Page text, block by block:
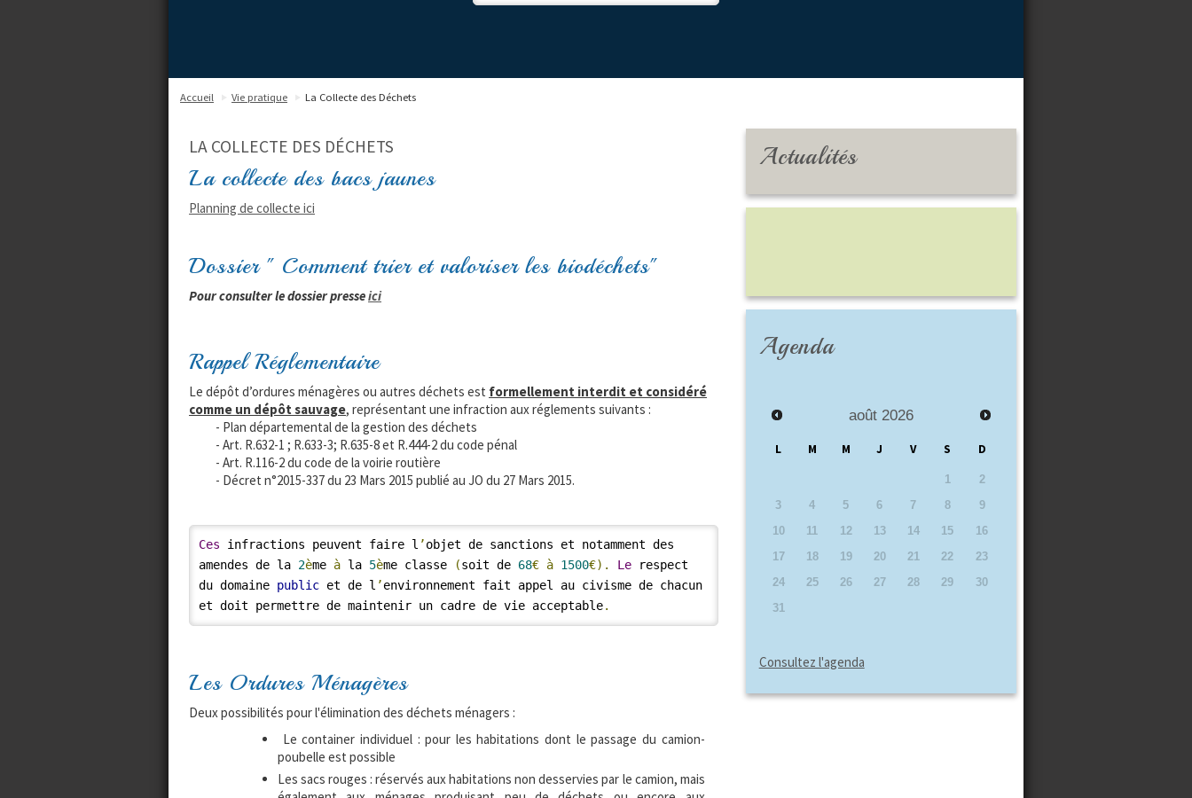
Accueil Vie pratique La Collecte des Déchets
LA COLLECTE DES DÉCHETS
La collecte des bacs jaunes
Planning de collecte ici
Dossier " Comment trier et valoriser les biodéchets"
Pour consulter le dossier presseici
Rappel Réglementaire
Le dépôt d’ordures ménagères ou autres déchets est formellement interdit et considéré
comme un dépôt sauvage, représentant une infraction aux réglements suivants :
- Plan départemental de la gestion des déchets
- Art. R.632-1 ; R.633-3; R.635-8 et R.444-2 du code pénal
- Art. R.116-2 du code de la voirie routière
- Décret n°2015-337 du 23 Mars 2015 publié au JO du 27 Mars 2015.
Ces infractions peuvent faire l ’objet de sanctions et notamment des
amendes de la 2ème à la 5ème classe (soit de 68€ à 1500€). Le respect
du domaine public et de l ’environnement fait appel au civisme de chacun
et doit permettre de maintenir un cadre de vie acceptable.
Les Ordures Ménagères
Deux possibilités pour l'élimination des déchets ménagers :
Le container individuel : pour les habitations dont le passage du camion-
poubelle est possible
Les sacs rouges : réservés aux habitations non desservies par le camion, mais
Actualités
Agenda
août 2026
L M M J V S D
1
2
3
4 5 6 7 8
9
10
11 12 13 14 15
16
17
18 19 20 21 22
23
24
25 26 27 28 29
30
31
Consultez l'agenda